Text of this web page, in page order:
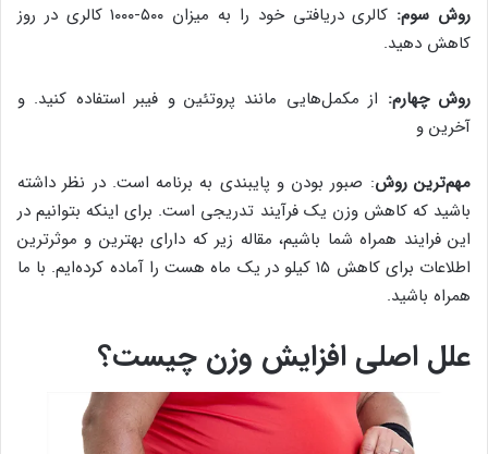
روش سوم:
کالری دریافتی خود را به میزان ۵۰۰-۱۰۰۰ کالری در روز
کاهش دهید.
روش چهارم: از مکمل‌هایی مانند پروتئین و فیبر استفاده کنید. و
آخرین و
مهم‌ترین روش: صبور بودن و پایبندی به برنامه است. در نظر داشته
باشید که کاهش وزن یک فرآیند تدریجی است. برای اینکه بتوانیم در
این فرایند همراه شما باشیم، مقاله زیر که دارای بهترین و موثرترین
اطلاعات برای کاهش ۱۵ کیلو در یک ماه هست را آماده کرده‌ایم. با ما
همراه باشید.
علل اصلی افزایش وزن چیست؟